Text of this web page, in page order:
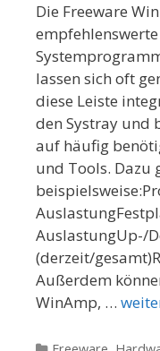
Die Freeware
lassen sich oft
diese Leiste
den Systray und
auf häufig
und Tools. Dazu
AuslastungUp-/
(derzeit/
Außerdem
WinAmp, …